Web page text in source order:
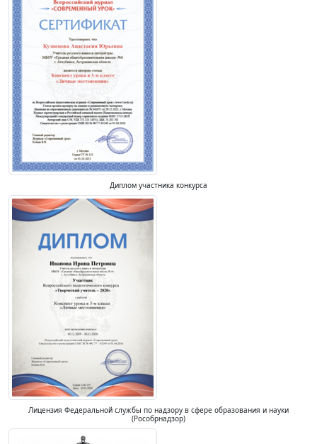
Диплом участника конкурса
Лицензия Федеральной службы по надзору в сфере образования и науки
(Рособрнадзор)